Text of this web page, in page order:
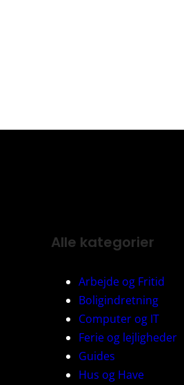
Alle kategorier
Arbejde og Fritid
Boligindretning
Computer og IT
Ferie og lejligheder
Guides
Hus og Have